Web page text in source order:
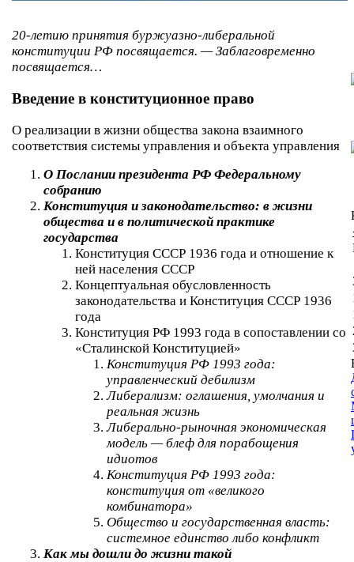
20-летию принятия буржуазно-либеральной
конституции РФ посвящается. — Заблаговременно
посвящается…
Введение в конституционное право
О реализации в жизни общества закона взаимного
соответствия системы управления и объекта управления
О Послании президента РФ Федеральному
собранию
Конституция и законодательство: в жизни
общества и в политической практике
государства
Конституция СССР 1936 года и отношение к
ней населения СССР
Концептуальная обусловленность
законодательства и Конституция СССР 1936
года
Конституция РФ 1993 года в сопоставлении со
«Сталинской Конституцией»
Конституция РФ 1993 года:
управленческий дебилизм
Либерализм: оглашения, умолчания и
реальная жизнь
Либерально-рыночная экономическая
модель — блеф для порабощения
идиотов
Конституция РФ 1993 года:
конституция от «великого
комбинатора»
Общество и государственная власть:
системное единство либо конфликт
Как мы дошли до жизни такой